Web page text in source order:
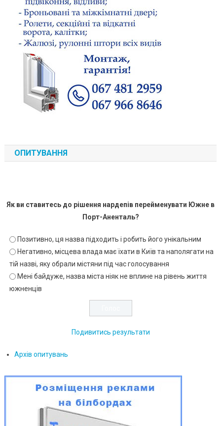
ОПИТУВАННЯ
Як ви ставитесь до рішення нардепів перейменувати Южне в
Порт-Аненталь?
Позитивно, ця назва підходить і робить його унікальним
Негативно, місцева влада має їхати в Київ та наполягати на
тій назві, яку обрали містяни під час голосування
Мені байдуже, назва міста ніяк не вплине на рівень життя
южненців
Подивитись результати
Архів опитувань